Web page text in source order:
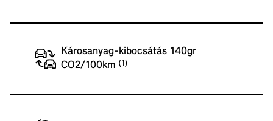
Károsanyag-kibocsátás 140gr
CO2/100km